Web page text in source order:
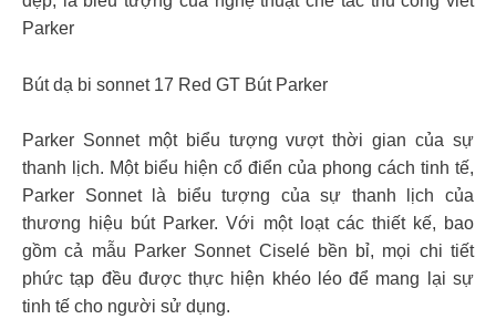
Parker
Bút dạ bi sonnet 17 Red GT Bút Parker
Parker Sonnet một biểu tượng vượt thời gian của sự
thanh lịch. Một biểu hiện cổ điển của phong cách tinh tế,
Parker Sonnet là biểu tượng của sự thanh lịch của
thương hiệu bút Parker. Với một loạt các thiết kế, bao
gồm cả mẫu Parker Sonnet Ciselé bền bỉ, mọi chi tiết
phức tạp đều được thực hiện khéo léo để mang lại sự
tinh tế cho người sử dụng.